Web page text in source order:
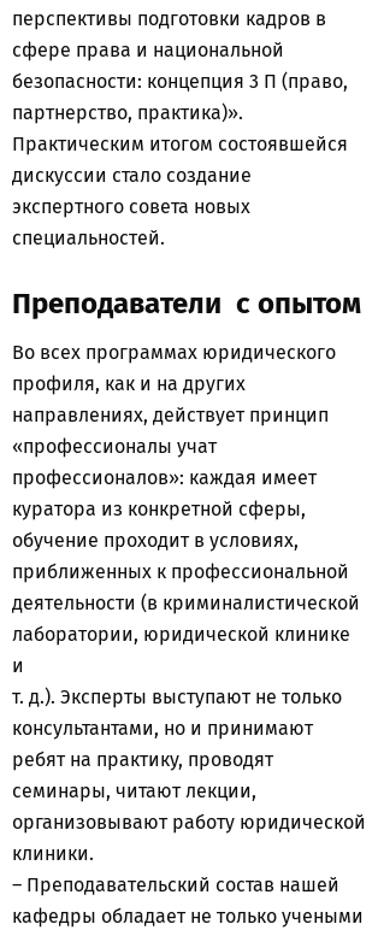
перспективы подготовки кадров в
сфере права и национальной
безопасности: концепция 3 П (право,
партнерство, практика)».
Практическим итогом состоявшейся
дискуссии стало создание
экспертного совета новых
специальностей.
Преподаватели с опытом
Во всех программах юридического
профиля, как и на других
направлениях, действует принцип
«профессионалы учат
профессионалов»: каждая имеет
куратора из конкретной сферы,
обучение проходит в условиях,
приближенных к профессиональной
деятельности (в криминалистической
лаборатории, юридической клинике
и
т. д.). Эксперты выступают не только
консультантами, но и принимают
ребят на практику, проводят
семинары, читают лекции,
организовывают работу юридической
клиники.
– Преподавательский состав нашей
кафедры обладает не только учеными